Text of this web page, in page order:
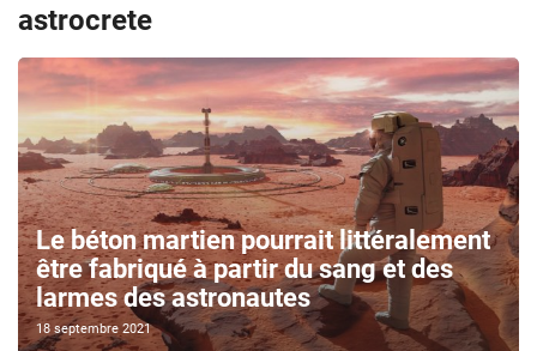
astrocrete
Le béton martien pourrait littéralement
être fabriqué à partir du sang et des
larmes des astronautes
18 septembre 2021